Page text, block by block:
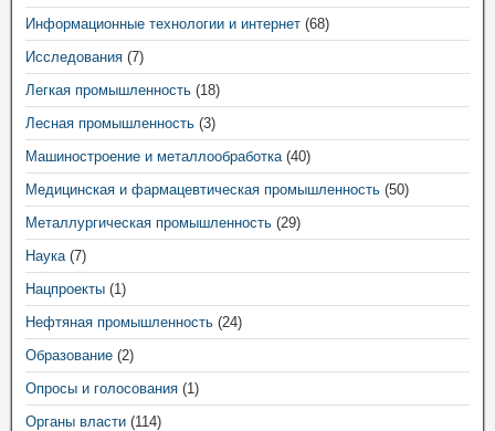
Информационные технологии и интернет (68)
Исследования (7)
Легкая промышленность (18)
Лесная промышленность (3)
Машиностроение и металлообработка(40)
Медицинская и фармацевтическая промышленность (50)
Металлургическая промышленность (29)
Наука(7)
Нацпроекты (1)
Нефтяная промышленность (24)
Образование (2)
Опросы и голосования (1)
Органы власти (114)